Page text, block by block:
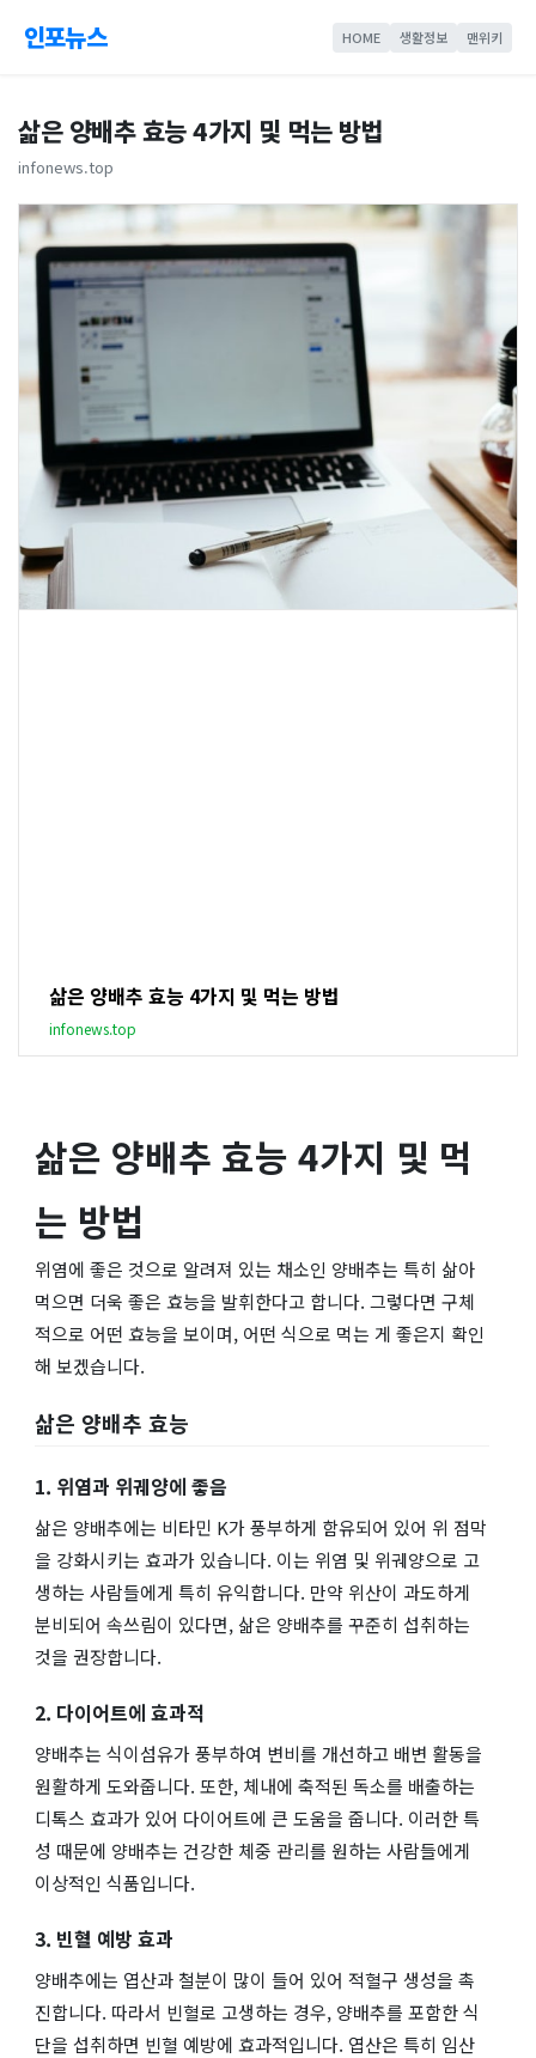
인포뉴스 HOME 생활정보 맨위키
삶은 양배추 효능 4가지 및 먹는 방법
infonews.top
삶은 양배추 효능 4가지 및 먹는 방법
infonews.top
삶은 양배추 효능 4가지 및 먹
는 방법
위염에 좋은 것으로 알려져 있는 채소인 양배추는 특히 삶아
먹으면 더욱 좋은 효능을 발휘한다고 합니다. 그렇다면 구체
적으로 어떤 효능을 보이며, 어떤 식으로 먹는 게 좋은지 확인
해 보겠습니다.
삶은 양배추 효능
1. 위염과 위궤양에 좋음
삶은 양배추에는 비타민 K가 풍부하게 함유되어 있어 위 점막
을 강화시키는 효과가 있습니다. 이는 위염 및 위궤양으로 고
생하는 사람들에게 특히 유익합니다. 만약 위산이 과도하게
분비되어 속쓰림이 있다면, 삶은 양배추를 꾸준히 섭취하는
것을 권장합니다.
2. 다이어트에 효과적
양배추는 식이섬유가 풍부하여 변비를 개선하고 배변 활동을
원활하게 도와줍니다. 또한, 체내에 축적된 독소를 배출하는
디톡스 효과가 있어 다이어트에 큰 도움을 줍니다. 이러한 특
성 때문에 양배추는 건강한 체중 관리를 원하는 사람들에게
이상적인 식품입니다.
3. 빈혈 예방 효과
양배추에는 엽산과 철분이 많이 들어 있어 적혈구 생성을 촉
진합니다. 따라서 빈혈로 고생하는 경우, 양배추를 포함한 식
단을 섭취하면 빈혈 예방에 효과적입니다. 엽산은 특히 임산